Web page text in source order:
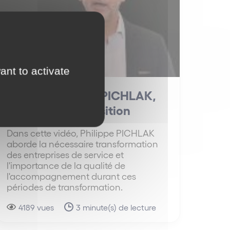
[VIDÉO] Philippe PICHLAK,
Manager de transition
Dans cette vidéo, Philippe PICHLAK
aborde la nécessaire transformation
des entreprises de service et
l'importance de la qualité de
l'accompagnement durant ces
périodes de transformation.
4189 vues 3 minute(s) de lecture
to activate